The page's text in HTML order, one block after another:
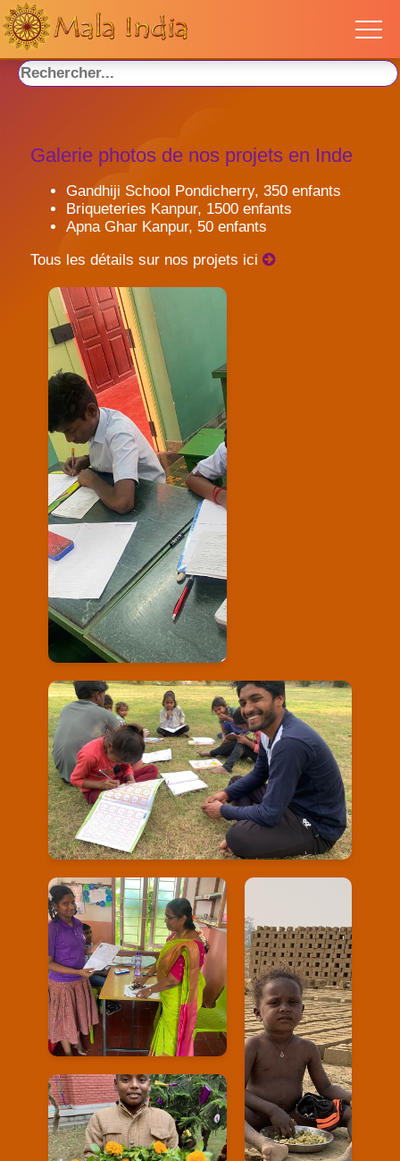
Galerie photos de nos projets en Inde
Gandhiji School Pondicherry, 350 enfants
Briqueteries Kanpur, 1500 enfants
Apna Ghar Kanpur, 50 enfants
Tous les détails sur nos projets ici